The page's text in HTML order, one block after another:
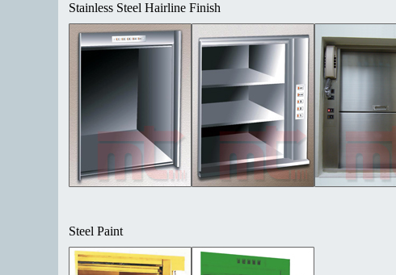
Stainless Steel Hairline Finish
Steel Paint